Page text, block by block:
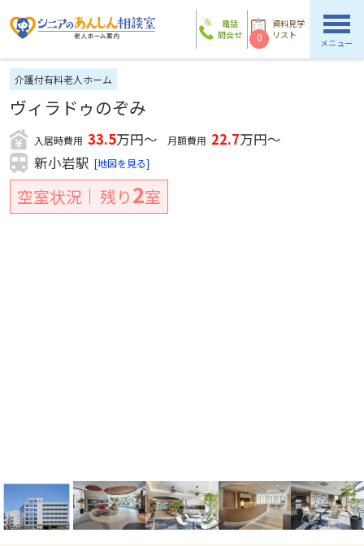
電話
問合せ
資料見学
リスト
0 メニュー
介護付有料老人ホーム
ヴィラドゥのぞみ
入居時費用 33.5万円～ 月額費用 22.7万円～
新小岩駅 [地図を見る]
空室状況 残り2室